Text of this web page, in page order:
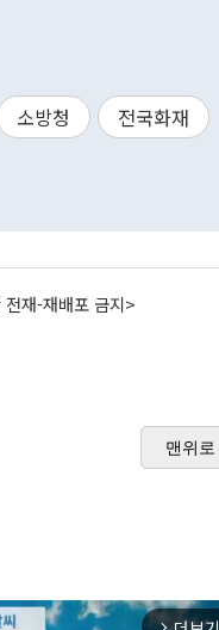
소방청
전국화재
재-재배포 금지>
맨위로
arrow_forward_ios